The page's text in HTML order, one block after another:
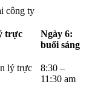
công ty
trực
Ngày 6:
buổi sáng
lý trực
8:30 –
11:30 am